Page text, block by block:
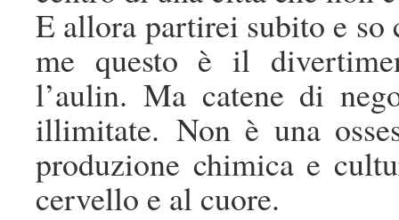
E allora partirei subito e
me questo è il
l’aulin. Ma catene di
illimitate. Non è una
produzione chimica e
cervello e al cuore.